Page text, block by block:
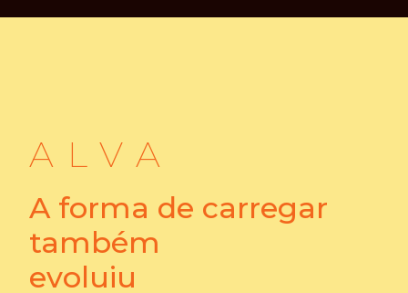
ALVA
A forma de carregar
também
evoluiu